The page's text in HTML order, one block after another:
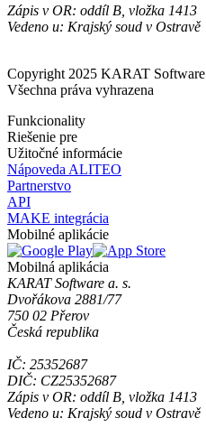
Zápis v OR: oddíl B, vložka 1413
Vedeno u: Krajský soud v Ostravě
Copyright 2025 KARAT Software
Všechna práva vyhrazena
Funkcionality
Riešenie pre
Užitočné informácie
Nápoveda ALITEO
Partnerstvo
API
MAKE integrácia
Mobilné aplikácie
Mobilná aplikácia
KARAT Software a. s.
Dvořákova 2881/77
750 02 Přerov
Česká republika
IČ: 25352687
DIČ: CZ25352687
Zápis v OR: oddíl B, vložka 1413
Vedeno u: Krajský soud v Ostravě